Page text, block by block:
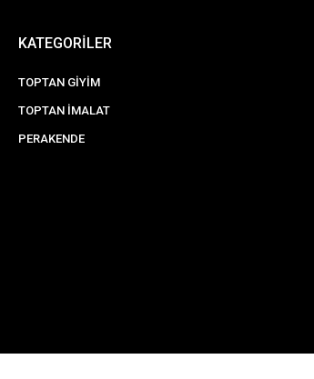
KATEGORİLER
TOPTAN GİYİM
TOPTAN İMALAT
PERAKENDE